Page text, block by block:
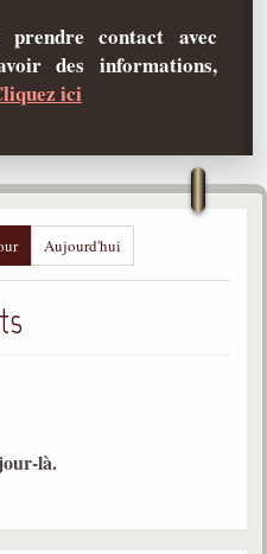
prendre contact avec
des informations,
ici
Aujourd'hui
là.